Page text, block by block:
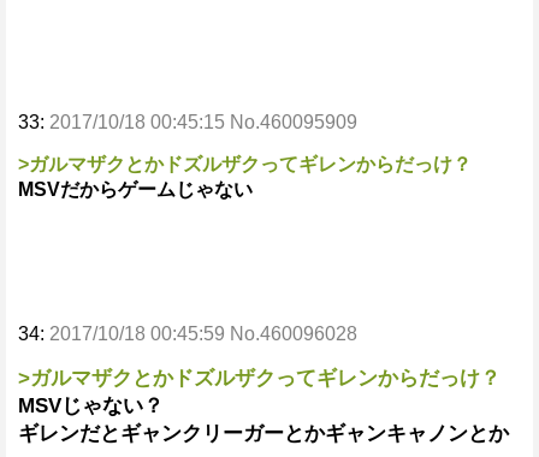
33: 2017/10/18 00:45:15 No.460095909
>ガルマザクとかドズルザクってギレンからだっけ？
MSVだからゲームじゃない
34: 2017/10/18 00:45:59 No.460096028
>ガルマザクとかドズルザクってギレンからだっけ？
MSVじゃない？
ギレンだとギャンクリーガーとかギャンキャノンとか